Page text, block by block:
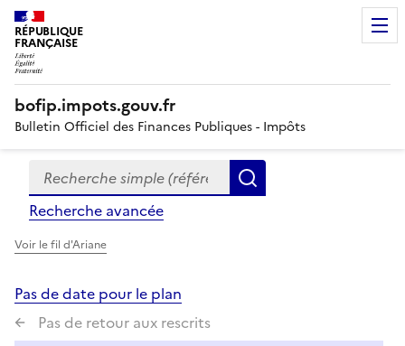
RÉPUBLIQUE
FRANÇAISE
bofip.impots.gouv.fr
Bulletin Officiel des Finances Publiques - Impôts
Formulaire
de
recherche
Recherche simple (références, mots clés, partie du
Recherche avancée
Voir le fil d'Ariane
Pas de date pour le plan
Pas de retour aux rescrits